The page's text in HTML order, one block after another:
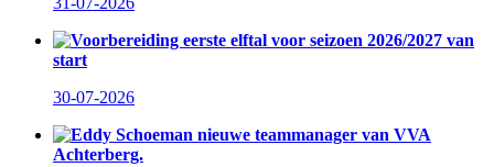
Voorbereiding eerste elftal voor seizoen 2026/2027 van
start
30-07-2026
Eddy Schoeman nieuwe teammanager van VVA
Achterberg.